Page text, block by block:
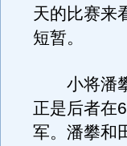
天的比赛来
短暂。
小将潘攀/
正是后者在
军。潘攀和